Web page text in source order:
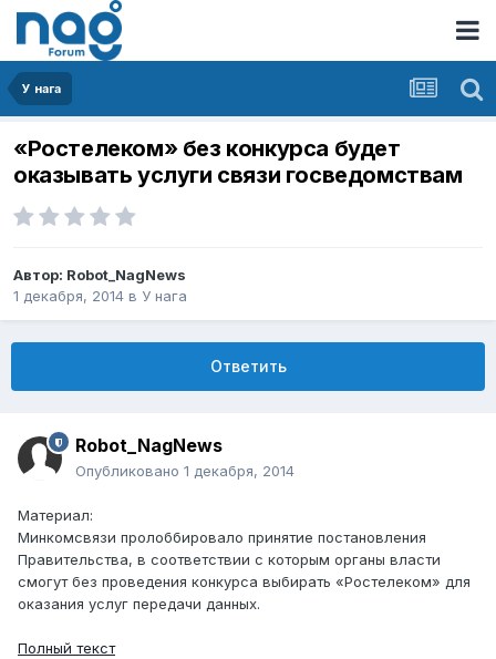
У нага
«Ростелеком» без конкурса будет
оказывать услуги связи госведомствам
Автор: Robot_NagNews
1 декабря, 2014 в У нага
Ответить
Robot_NagNews
Опубликовано 1 декабря, 2014
Материал:
Минкомсвязи пролоббировало принятие постановления
Правительства, в соответствии с которым органы власти
смогут без проведения конкурса выбирать «Ростелеком» для
оказания услуг передачи данных.
Полный текст